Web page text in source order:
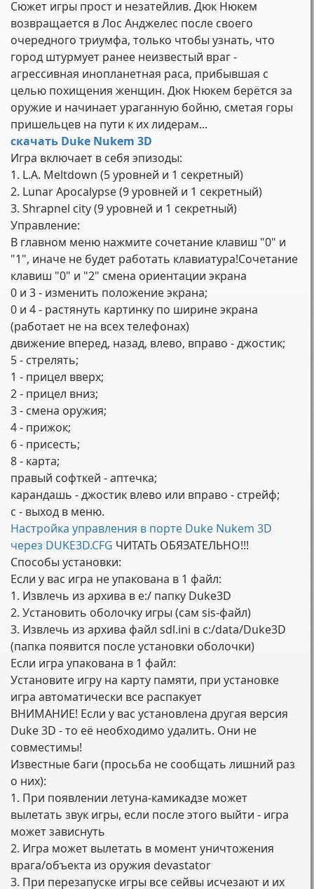
Сюжет игры прост и незатейлив. Дюк Нюкем
возвращается в Лос Анджелес после своего
очередного триумфа, только чтобы узнать, что
город штурмует ранее неизвестый враг -
агрессивная инопланетная раса, прибывшая с
целью похищения женщин. Дюк Нюкем берётся за
оружие и начинает ураганную бойню, сметая горы
пришельцев на пути к их лидерам...
скачать Duke Nukem 3D
Игра включает в себя эпизоды:
1. L.A. Meltdown (5 уровней и 1 секретный)
2. Lunar Apocalypse (9 уровней и 1 секретный)
3. Shrapnel city (9 уровней и 1 секретный)
Управление:
В главном меню нажмите сочетание клавиш "0" и
"1", иначе не будет работать клавиатура!Сочетание
клавиш "0" и "2" смена ориентации экрана
0 и 3 - изменить положение экрана;
0 и 4 - растянуть картинку по ширине экрана
(работает не на всех телефонах)
движение вперед, назад, влево, вправо - джостик;
5 - стрелять;
1 - прицел вверх;
2 - прицел вниз;
3 - смена оружия;
4 - прижок;
6 - присесть;
8 - карта;
правый софткей - аптечка;
карандашь - джостик влево или вправо - стрейф;
с - выход в меню.
Настройка управления в порте Duke Nukem 3D
через DUKE3D.CFG ЧИТАТЬ ОБЯЗАТЕЛЬНО!!!
Способы установки:
Если у вас игра не упакована в 1 файл:
1. Извлечь из архива в e:/ папку Duke3D
2. Установить оболочку игры (сам sis-файл)
3. Извлечь из архива файл sdl.ini в c:/data/Duke3D
(папка появится после установки оболочки)
Если игра упакована в 1 файл:
Установите игру на карту памяти, при установке
игра автоматически все распакует
ВНИМАНИЕ! Если у вас установлена другая версия
Duke 3D - то её необходимо удалить. Они не
совместимы!
Известные баги (просьба не сообщать лишний раз
о них):
1. При появлении летуна-камикадзе может
вылетать звук игры, если после этого выйти - игра
может зависнуть
2. Игра может вылетать в момент уничтожения
врага/объекта из оружия devastator
3. При перезапуске игры все сейвы исчезают и их